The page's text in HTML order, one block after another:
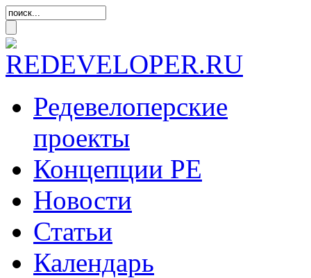
Редевелоперские
проекты
Концепции РЕ
Новости
Статьи
Календарь